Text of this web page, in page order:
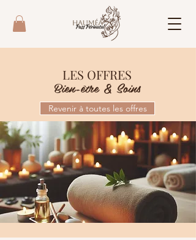
LES OFFRES
Bien-être & Soins
Revenir à toutes les offres